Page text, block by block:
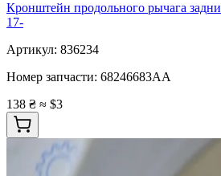
Кронштейн продольного рычага
17-
Артикул: 836234
Номер запчасти: 68246683AA
138 ₴ ≈ $3